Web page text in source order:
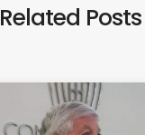
Related Posts